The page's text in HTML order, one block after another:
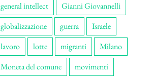
general intellect
Gianni Giovannelli
globalizzazione
guerra
Israele
lavoro
lotte migranti
Milano
Moneta del comune
movimenti